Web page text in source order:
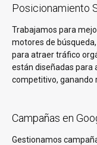
Posicionamiento
Trabajamos para
motores de
para atraer tráfico
están diseñadas para
competitivo, ganando
Campañas en
Gestionamos